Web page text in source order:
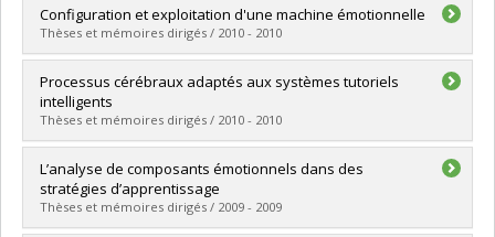
Graduate :Ghali, Ramla
Cycle : Master's
Grade :M. Sc.
Configuration et exploitation d'une machine émotionnelle
Thèses et mémoires dirigés / 2010 - 2010
Graduate :Trabelsi, Amine
Cycle :Master's
Grade :M. Sc.
Lien vers le document dans Papyrus
Processus cérébraux adaptés aux systèmes tutoriels
intelligents
Thèses et mémoires dirigés / 2010 - 2010
Graduate :Heraz, Alicia
Cycle :Doctoral
Grade :Ph. D.
Lien vers le document dans Papyrus
L’analyse de composants émotionnels dans des
stratégies d’apprentissage
Thèses et mémoires dirigés / 2009 - 2009